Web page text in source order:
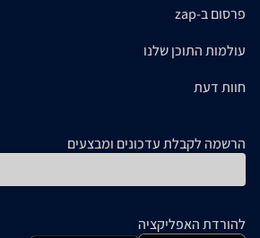
פרסום ב-zap
עולמות התוכן שלנו
חוות דעת
הרשמה לקבלת עדכונים ומבצעים
להורדת האפליקציה